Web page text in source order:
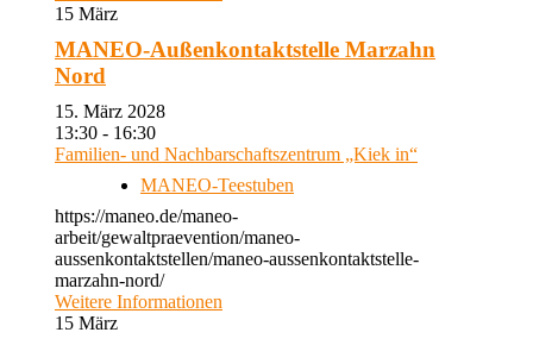
15 März
MANEO-Außenkontaktstelle Marzahn
Nord
15. März 2028
13:30 - 16:30
Familien- und Nachbarschaftszentrum „Kiek in“
MANEO-Teestuben
https://maneo.de/maneo-
arbeit/gewaltpraevention/maneo-
aussenkontaktstellen/maneo-aussenkontaktstelle-
marzahn-nord/
Weitere Informationen
15 März